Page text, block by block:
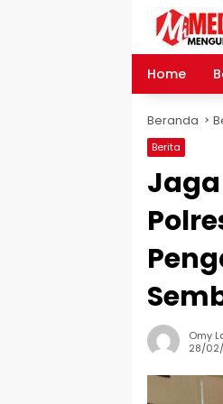
Home
Beranda
Berita
Omy
28/